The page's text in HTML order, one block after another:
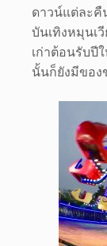
ดาวน์แต่ละคื
บันเทิงหมุนเ
เก่าต้อนรับปี
นั้นก็ยังมีของ